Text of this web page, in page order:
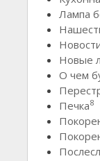
Лампа
Новые
О чем
Печка8